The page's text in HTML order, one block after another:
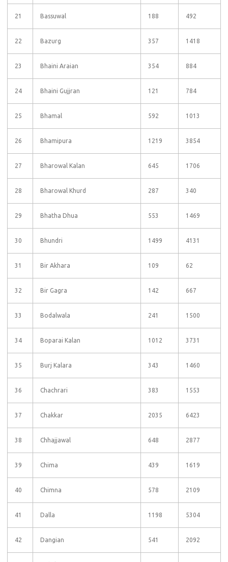
21 Bassuwal 188 492
22 Bazurg 357 1418
23 Bhaini Araian 354 884
24 Bhaini Gujjran 121 784
25 Bhamal 592 1013
26 Bhamipura 1219 3854
27 Bharowal Kalan 645 1706
28 Bharowal Khurd 287 340
29 Bhatha Dhua 553 1469
30 Bhundri 1499 4131
31 Bir Akhara 109 62
32 Bir Gagra 142 667
33 Bodalwala 241 1500
34 Boparai Kalan 1012 3731
35 Burj Kalara 343 1460
36 Chachrari 383 1553
37 Chakkar 2035 6423
38 Chhajjawal 648 2877
39 Chima 439 1619
40 Chimna 578 2109
41 Dalla 1198 5304
42 Dangian 541 2092